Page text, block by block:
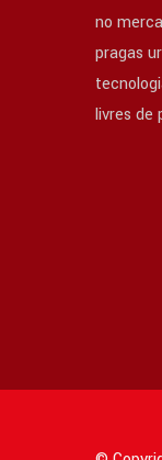
no
pragas
livres de